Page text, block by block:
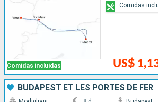
Comidas incluidas US$
Comidas
BUDAPEST ET LES PORTES DE FER